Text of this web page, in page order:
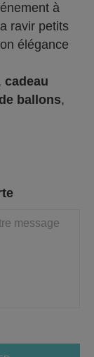
à
ravir petits
élégance
cadeau
ballons,